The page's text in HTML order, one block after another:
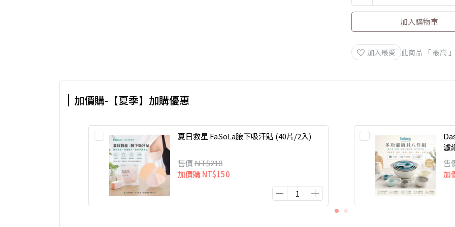
加入購物車
加入最愛 此商品 「 最高
加價購-【夏季】加購優惠
夏日救星 FaSoLa腋下吸汗貼 (40片/2入)
售價NT$218
加價購NT$150
濾
售
加